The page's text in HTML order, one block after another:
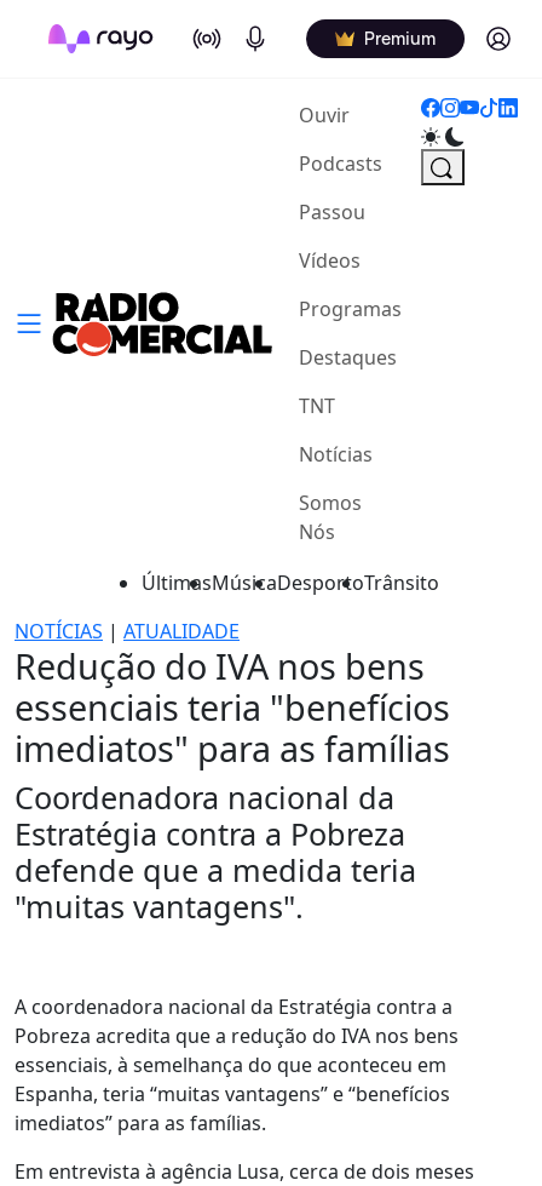
On Air Podcasts Premium Log in
Ouvir(current)
Podcasts
Passou
Vídeos
Programas
Destaques
TNT
Notícias
Somos
Nós
ÚltimasMúsicaDesportoTrânsito
NOTÍCIAS | ATUALIDADE
Redução do IVA nos bens
essenciais teria "benefícios
imediatos" para as famílias
Coordenadora nacional da
Estratégia contra a Pobreza
defende que a medida teria
"muitas vantagens".
A coordenadora nacional da Estratégia contra a
Pobreza acredita que a redução do IVA nos bens
essenciais, à semelhança do que aconteceu em
Espanha, teria “muitas vantagens” e “benefícios
imediatos” para as famílias.
Em entrevista à agência Lusa, cerca de dois meses